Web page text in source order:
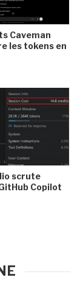
Caveman
les tokens en
scrute
Copilot